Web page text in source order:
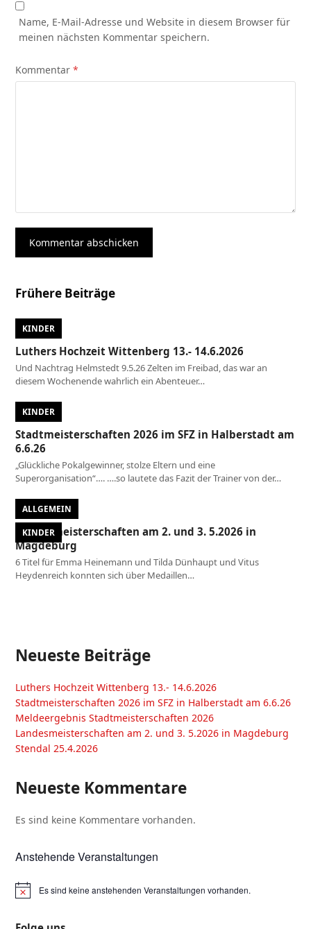
Name, E-Mail-Adresse und Website in diesem Browser für
meinen nächsten Kommentar speichern.
Kommentar*
Frühere Beiträge
KINDER
Luthers Hochzeit Wittenberg 13.- 14.6.2026
Und Nachtrag Helmstedt 9.5.26 Zelten im Freibad, das war an
diesem Wochenende wahrlich ein Abenteuer…
KINDER
Stadtmeisterschaften 2026 im SFZ in Halberstadt am
6.6.26
„Glückliche Pokalgewinner, stolze Eltern und eine
Superorganisation“…. ….so lautete das Fazit der Trainer von der…
ALLGEMEIN
KINDER
Landesmeisterschaften am 2. und 3. 5.2026 in
Magdeburg
6 Titel für Emma Heinemann und Tilda Dünhaupt und Vitus
Heydenreich konnten sich über Medaillen…
Neueste Beiträge
Luthers Hochzeit Wittenberg 13.- 14.6.2026
Stadtmeisterschaften 2026 im SFZ in Halberstadt am 6.6.26
Meldeergebnis Stadtmeisterschaften 2026
Landesmeisterschaften am 2. und 3. 5.2026 in Magdeburg
Stendal 25.4.2026
Neueste Kommentare
Es sind keine Kommentare vorhanden.
Anstehende Veranstaltungen
Es sind keine anstehenden Veranstaltungen vorhanden.